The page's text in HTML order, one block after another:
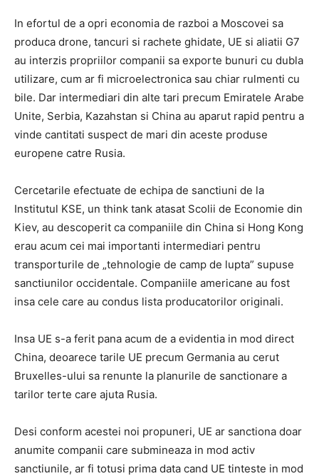
In efortul de a opri economia de razboi a Moscovei sa
produca drone, tancuri si rachete ghidate, UE si aliatii G7
au interzis propriilor companii sa exporte bunuri cu dubla
utilizare, cum ar fi microelectronica sau chiar rulmenti cu
bile. Dar intermediari din alte tari precum Emiratele Arabe
Unite, Serbia, Kazahstan si China au aparut rapid pentru a
vinde cantitati suspect de mari din aceste produse
europene catre Rusia.
Cercetarile efectuate de echipa de sanctiuni de la
Institutul KSE, un think tank atasat Scolii de Economie din
Kiev, au descoperit ca companiile din China si Hong Kong
erau acum cei mai importanti intermediari pentru
transporturile de „tehnologie de camp de lupta” supuse
sanctiunilor occidentale. Companiile americane au fost
insa cele care au condus lista producatorilor originali.
Insa UE s-a ferit pana acum de a evidentia in mod direct
China, deoarece tarile UE precum Germania au cerut
Bruxelles-ului sa renunte la planurile de sanctionare a
tarilor terte care ajuta Rusia.
Desi conform acestei noi propuneri, UE ar sanctiona doar
anumite companii care submineaza in mod activ
sanctiunile, ar fi totusi prima data cand UE tinteste in mod